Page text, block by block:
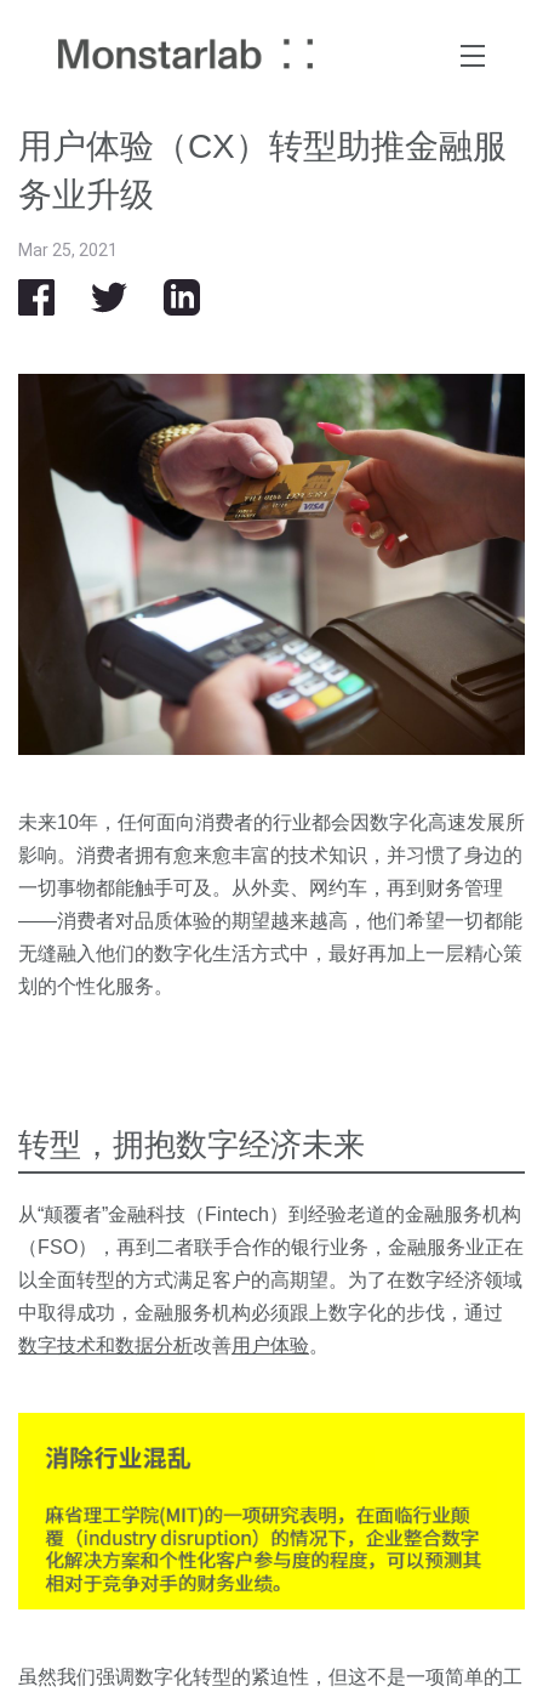
用户体验（CX）转型助推金融服
务业升级
Mar 25, 2021
未来10年，任何面向消费者的行业都会因数字化高速发展所
影响。消费者拥有愈来愈丰富的技术知识，并习惯了身边的
一切事物都能触手可及。从外卖、网约车，再到财务管理
——消费者对品质体验的期望越来越高，他们希望一切都能
无缝融入他们的数字化生活方式中，最好再加上一层精心策
划的个性化服务。
转型，拥抱数字经济未来
从“颠覆者”金融科技（Fintech）到经验老道的金融服务机构
（FSO），再到二者联手合作的银行业务，金融服务业正在
以全面转型的方式满足客户的高期望。为了在数字经济领域
中取得成功，金融服务机构必须跟上数字化的步伐，通过
数字技术和数据分析改善用户体验。
虽然我们强调数字化转型的紧迫性，但这不是一项简单的工